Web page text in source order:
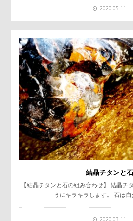
2020-05-11
結晶チタンと石
【結晶チタンと石の組み合わせ】 結晶チ
うにキラキラします。 石は
2020-03-11